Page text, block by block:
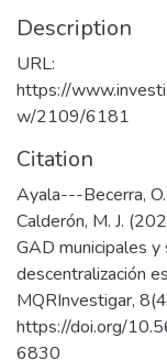
Description
URL:
https://
w/2109/6181
Citation
Ayala---Becerra,
Calderón, M. J.
GAD municipales y
descentralización
MQRInvestigar,
https://doi.org/
6830